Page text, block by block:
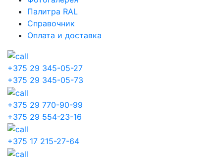
Палитра RAL
Справочник
Оплата и доставка
+375 29 345-05-27
+375 29 345-05-73
+375 29 770-90-99
+375 29 554-23-16
+375 17 215-27-64